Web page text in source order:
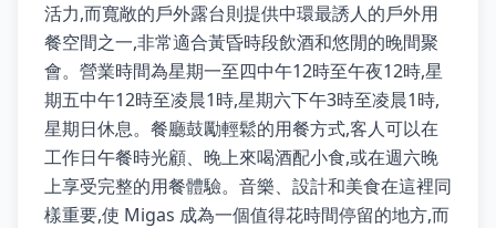
活力,而寬敞的戶外露台則提供中環最誘人的戶外用
餐空間之一,非常適合黃昏時段飲酒和悠閒的晚間聚
會。營業時間為星期一至四中午12時至午夜12時,星
期五中午12時至凌晨1時,星期六下午3時至凌晨1時,
星期日休息。餐廳鼓勵輕鬆的用餐方式,客人可以在
工作日午餐時光顧、晚上來喝酒配小食,或在週六晚
上享受完整的用餐體驗。音樂、設計和美食在這裡同
樣重要,使 Migas 成為一個值得花時間停留的地方,而